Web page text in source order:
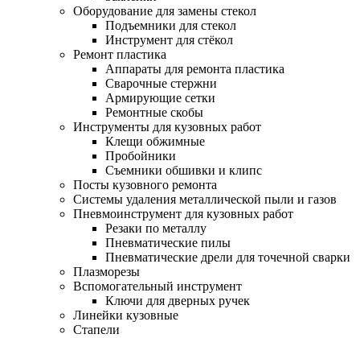
Оборудование для замены стекол
Подъемники для стекол
Инструмент для стёкол
Ремонт пластика
Аппараты для ремонта пластика
Сварочные стержни
Армирующие сетки
Ремонтные скобы
Инструменты для кузовных работ
Клещи обжимные
Пробойники
Съемники обшивки и клипс
Посты кузовного ремонта
Системы удаления металлической пыли и газов
Пневмоинструмент для кузовных работ
Резаки по металлу
Пневматические пилы
Пневматические дрели для точечной сварки
Плазморезы
Вспомогательный инструмент
Ключи для дверных ручек
Линейки кузовные
Стапели